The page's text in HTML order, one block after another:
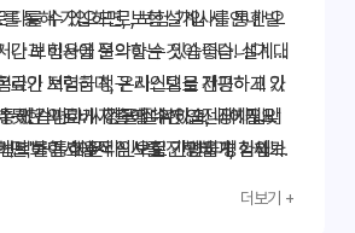
으므로, 보험 가입 시 안내 받
보험사에 문의하는 것이 좋습니다. 대
라인 보험금 청구 시스템을 제공하고 있
보험사에서 심사를 진행하며, 심사가
하면, 보험 설계사를 통한 오
과 비용을 절약할 수 있습니다. 설계사
, 온라인으로 간편하게 가
을 절약하고, 나에게 맞
택하여 효율적인 보험 가입을 경험해보
못한 의료비 지출에 대한 안전장치입니
으로 간편하게 가입 절
더보기 +